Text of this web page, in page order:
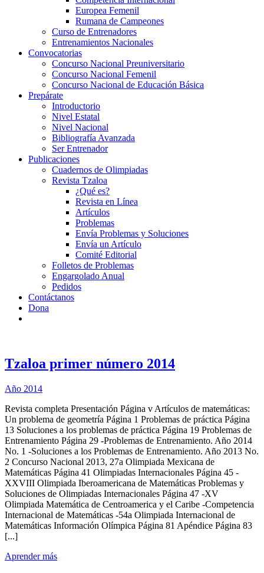
Europea Femenil
Rumana de Campeones
Curso de Entrenadores
Entrenamientos Nacionales
Convocatorias
Concurso Nacional Preuniversitario
Concurso Nacional Femenil
Concurso Nacional de Educación Básica
Prepárate
Introductorio
Nivel Estatal
Nivel Nacional
Bibliografía Avanzada
Ser Entrenador
Publicaciones
Cuadernos de Olimpiadas
Revista Tzaloa
¿Qué es?
Revista en Línea
Artículos
Problemas
Envía Problemas y Soluciones
Envía un Artículo
Comité Editorial
Folletos de Problemas
Engargolado Anual
Pedidos
Contáctanos
Dona
Tzaloa primer número 2014
Año 2014
Revista completa Presentación Página v Artículos de matemáticas:
Un problema de geometría Página 1 Problemas de práctica Página
13 Soluciones a los problemas de práctica Página 19 Problemas de
Entrenamiento Página 29 -Problemas de Entrenamiento. Año 2014
No. 1 -Soluciones a los Problemas de Entrenamiento. Año 2013 No.
2 Concurso Nacional 2013, 27a Olimpiada Mexicana de
Matemáticas Página 41 Olimpiadas Internacionales Página 45 -
XXVIII Olimpiada Iberoamericana de Matemáticas Problemas y
Soluciones de Olimpiadas Internacionales Página 47 -XV
Olimpiada Matemática de Centroamerica y el Caribe -Competencia
Internacional de Matemáticas -54a Olimpiada Internacional de
Matemáticas Información Olímpica Página 81 Apéndice Página 83
[...]
Aprender más